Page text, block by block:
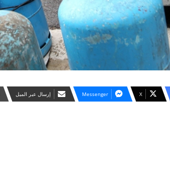
X
Messenger ‏إرسال عبر الميل